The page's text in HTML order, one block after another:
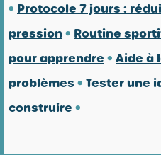
• Protocole 7 jours :
pression• Routine
pour apprendre • Aide à
problèmes • Tester une
construire •